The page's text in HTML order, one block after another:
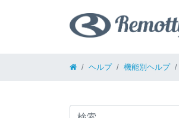
ヘルプ 機能別ヘルプ
検索